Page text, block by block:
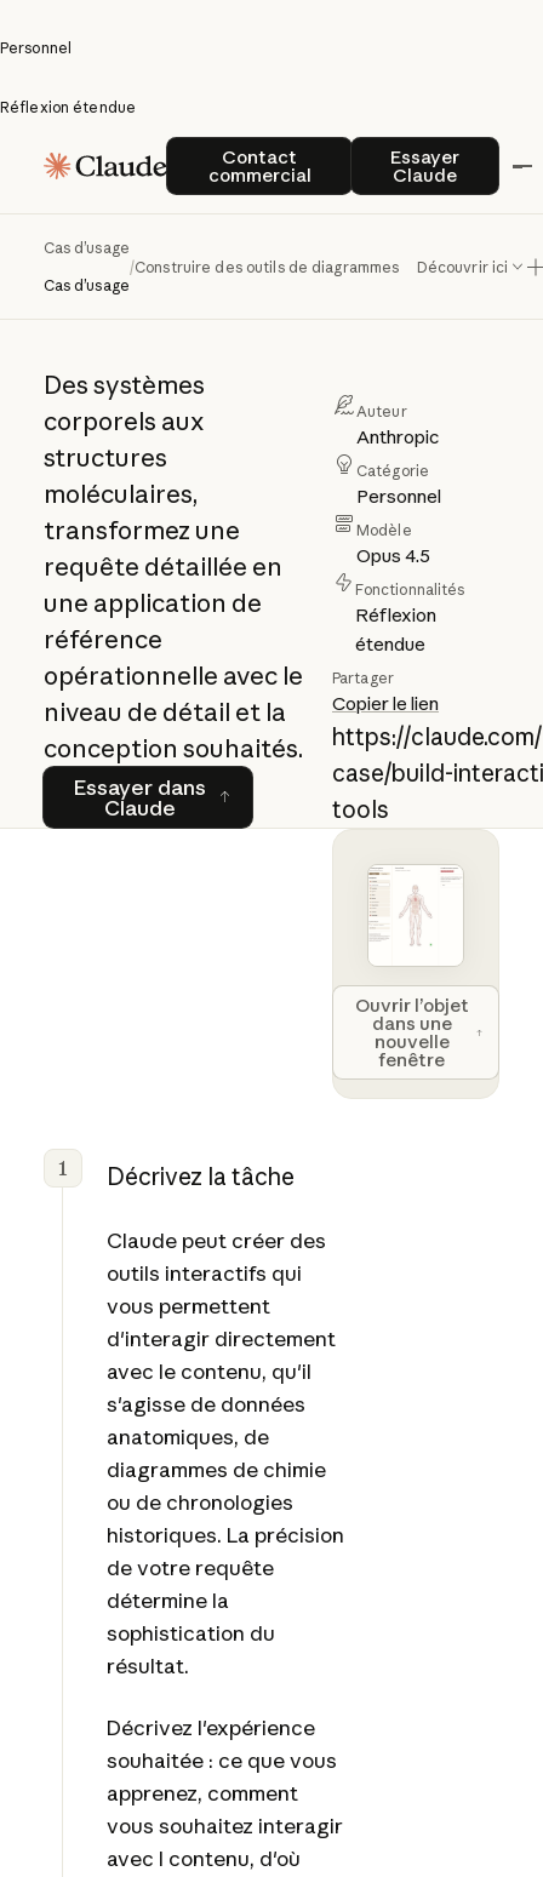
Personnel
Réflexion étendue
Contact
commercial
Contact commercialEssayer
Claude
Essayer
Cas d’usage
Cas d’usage
/Construire des outils de diagrammes interactifs
Découvrir ici
Construire
des outils de
diagrammes
interactifs
Des systèmes
corporels aux
structures
moléculaires,
transformez une
requête détaillée en
une application de
référence
opérationnelle avec le
niveau de détail et la
conception souhaités.
Essayer dans
Claude
Essayer dans Claude
Auteur
Anthropic
Catégorie
Personnel
Modèle
Opus 4.5
Fonctionnalités
Réflexion
étendue
Partager
Copier le lien
https://
case/build-
tools
1 Décrivez la tâche
Claude peut créer des
outils interactifs qui
vous permettent
d'interagir directement
avec le contenu, qu'il
s'agisse de données
anatomiques, de
diagrammes de chimie
ou de chronologies
historiques. La précision
de votre requête
détermine la
sophistication du
résultat.
Décrivez l'expérience
souhaitée : ce que vous
apprenez, comment
vous souhaitez interagir
avec l contenu, d'où
Ouvrir l’objet
dans une
nouvelle
fenêtre
Open artifact